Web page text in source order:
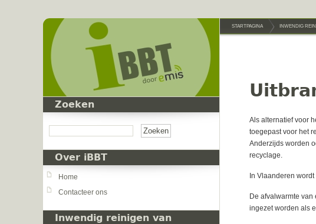
Zoeken
Over iBBT
Home
Contacteer ons
Inwendig reinigen van
STARTPAGINA INWENDIG
Als alternatief voor
toegepast voor het
Anderzijds worden
recyclage.
In Vlaanderen
De afvalwarmte
ingezet worden als